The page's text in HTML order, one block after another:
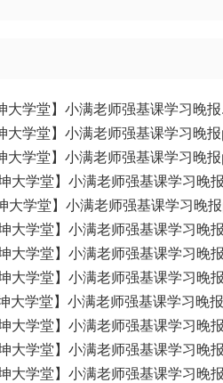
大学堂】小满老师强基课学习晚
大学堂】小满老师强基课学习晚
大学堂】小满老师强基课学习晚
大学堂】小满老师强基课学习晚
大学堂】小满老师强基课学习晚
大学堂】小满老师强基课学习晚
大学堂】小满老师强基课学习晚
大学堂】小满老师强基课学习晚
大学堂】小满老师强基课学习晚
大学堂】小满老师强基课学习晚
大学堂】小满老师强基课学习晚
大学堂】小满老师强基课学习晚